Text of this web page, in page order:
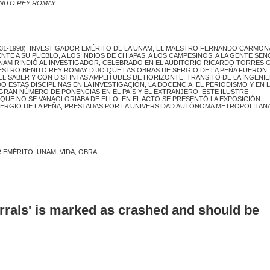
REY ROMAY
1998), INVESTIGADOR EMÉRITO DE LA UNAM, EL MAESTRO FERNANDO
A SU PUEBLO, A LOS INDIOS DE CHIAPAS, A LOS CAMPESINOS, A LA GENTE
RINDIÓ AL INVESTIGADOR, CELEBRADO EN EL AUDITORIO RICARDO TORRES
BENITO REY ROMAY DIJO QUE LAS OBRAS DE SERGIO DE LA PEÑA FUERON
SABER Y CON DISTINTAS AMPLITUDES DE HORIZONTE. TRANSITÓ DE LA
ESTAS DISCIPLINAS EN LA INVESTIGACIÓN, LA DOCENCIA, EL PERIODISMO Y EN
NÚMERO DE PONENCIAS EN EL PAÍS Y EL EXTRANJERO. ESTE ILUSTRE
NO SE VANAGLORIABA DE ELLO. EN EL ACTO SE PRESENTÓ LA EXPOSICIÓN
DE LA PEÑA, PRESTADAS POR LA UNIVERSIDAD AUTÓNOMA
UNAM; VIDA; OBRA
is marked as crashed and should be